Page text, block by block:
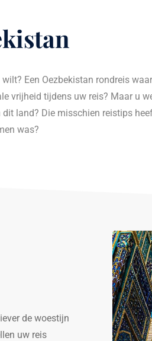
Een Oezbekistan rondreis
vrijheid tijdens uw reis? Maar u
land? Die misschien reistips
was?
de woestijn
uw reis